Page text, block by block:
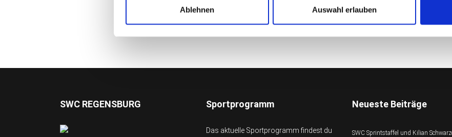
Ablehnen Auswahl erlauben
SWC REGENSBURG Sportprogramm
Das aktuelle Sportprogramm findest du
Neueste Beiträge
SWC Sprintstaffel und Kilian